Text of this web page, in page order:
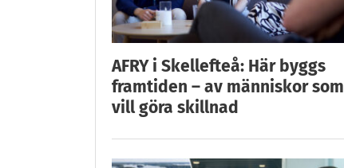
AFRY i Skellefteå: Här byggs
framtiden – av människor som
vill göra skillnad